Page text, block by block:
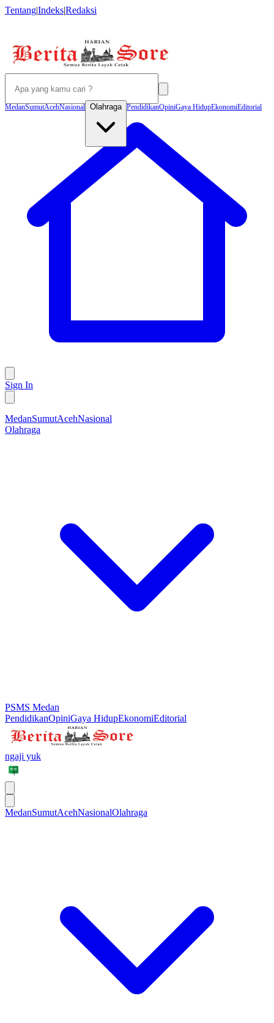
Tentang|Indeks|Redaksi
MedanSumutAcehNasional Olahraga PendidikanOpiniGaya HidupEkonomiEditorial
Sign In
MedanSumutAcehNasional
Olahraga
PSMS Medan
PendidikanOpiniGaya HidupEkonomiEditorial
ngaji yuk
MedanSumutAcehNasionalOlahraga